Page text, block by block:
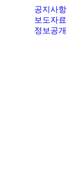
공지사항
보도자료
정보공개